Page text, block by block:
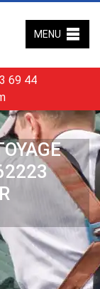
69 44
MENU